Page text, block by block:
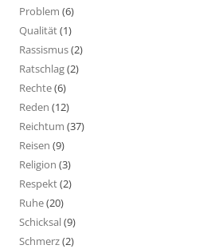
Problem (6)
Qualität(1)
Rassismus(2)
Ratschlag(2)
Rechte(6)
Reden (12)
Reichtum (37)
Reisen (9)
Religion (3)
Respekt(2)
Ruhe(20)
Schicksal(9)
Schmerz(2)